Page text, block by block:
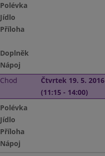
Polévka
Jídlo
Příloha
Doplněk
Nápoj
Chod
Čtvrtek 19. 5. 2016
(11:15 - 14:00)
Polévka
Jídlo
Příloha
Nápoj